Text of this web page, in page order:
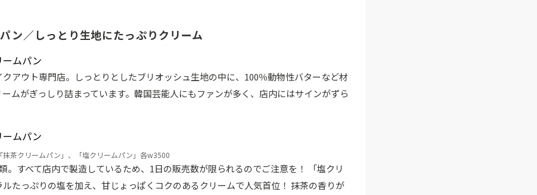
ン／しっとり生地にたっぷりクリーム
アウト専門店。しっとりとしたブリオッシュ生地の中に、100％動物性バターなど材
ムがぎっしり詰まっています。韓国芸能人にもファンが多く、店内にはサインがずら
抹茶クリームパン」、「塩クリームパン」各w3500
。すべて店内で製造しているため、1日の販売数が限られるのでご注意を！ 「塩クリ
たっぷりの塩を加え、甘じょっぱくコクのあるクリームで人気首位！ 抹茶の香りが